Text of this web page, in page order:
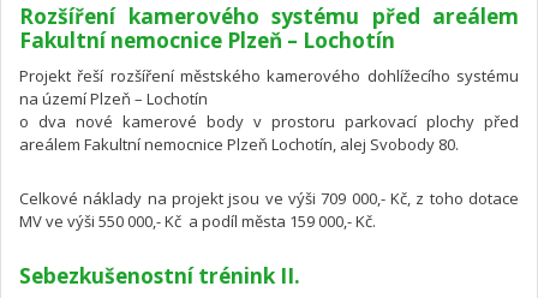
Rozšíření kamerového systému před areálem
Fakultní nemocnice Plzeň – Lochotín
Projekt řeší rozšíření městského kamerového dohlížecího systému
na území Plzeň – Lochotín
o dva nové kamerové body v prostoru parkovací plochy před
areálem Fakultní nemocnice Plzeň Lochotín, alej Svobody 80.
Celkové náklady na projekt jsou ve výši 709 000,- Kč, z toho dotace
MV ve výši 550 000,- Kč a podíl města 159 000,- Kč.
Sebezkušenostní trénink II.